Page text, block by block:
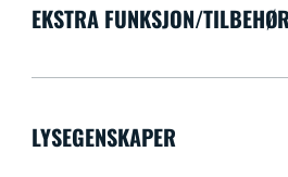
EKSTRA FUNKSJON/
LYSEGENSKAPER